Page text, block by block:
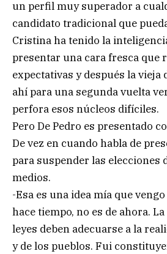
un perfil muy superador a
candidato tradicional que
Cristina ha tenido la
presentar una cara fresca que
expectativas y después la
ahí para una segunda vuelta
perfora esos núcleos difíciles.
Pero De Pedro es presentado
De vez en cuando habla de
para suspender las elecciones
medios.
-Esa es una idea mía que
hace tiempo, no es de ahora.
leyes deben adecuarse a la
y de los pueblos. Fui